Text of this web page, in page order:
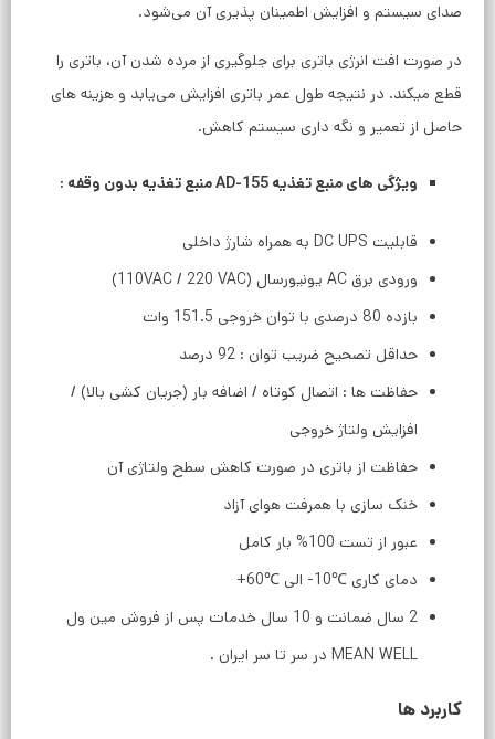
صدای سیستم و افزایش اطمینان پذیری آن می‌شود.
در صورت افت انرژی باتری برای جلوگیری از مرده شدن آن، باتری را
قطع میکند. در نتیجه طول عمر باتری افزایش می‌یابد و هزینه های
حاصل از تعمیر و نگه داری سیستم کاهش.
ویژگی های منبع تغذیه AD-155 منبع تغذیه بدون وقفه :
قابلیت DC UPS به همراه شارژ داخلی
ورودی برق AC یونیورسال (110VAC / 220 VAC)
بازده 80 درصدی با توان خروجی 151.5 وات
حداقل تصحیح ضریب توان : 92 درصد
حفاظت ها : اتصال کوتاه / اضافه بار (جریان کشی بالا) /
افزایش ولتاژ خروجی
حفاظت از باتری در صورت کاهش سطح ولتاژی آن
خنک سازی با همرفت هوای آزاد
عبور از تست 100% بار کامل
دمای کاری ℃10- الی ℃60+
2 سال ضمانت و 10 سال خدمات پس از فروش مین ول
MEAN WELL در سر تا سر ایران .
کاربرد ها